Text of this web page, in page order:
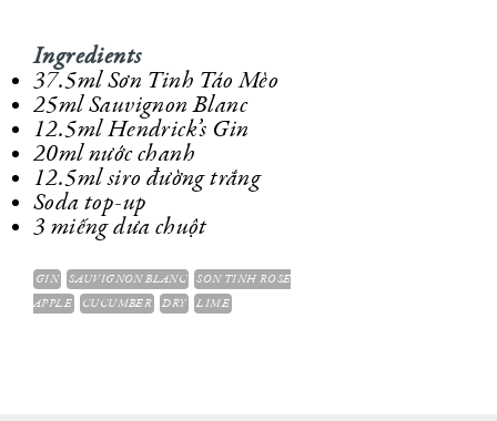
Ingredients
37.5ml Sơn Tinh Táo Mèo
25ml Sauvignon Blanc
12.5ml Hendrick’s Gin
20ml nước chanh
12.5ml siro đường trắng
Soda top-up
3 miếng dưa chuột
GIN SAUVIGNON BLANC
SON TINH ROSE
APPLE
CUCUMBER DRY LIME